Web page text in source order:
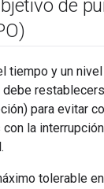
de
tiempo y un
para evitar
la
tolerable